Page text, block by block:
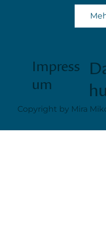
Impress
um
Copyright by Mira